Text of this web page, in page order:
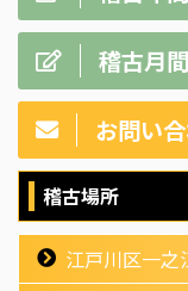
稽古月
お問い
稽古場所
江戸川区一之